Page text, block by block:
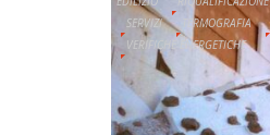
SERVIZI
TERMOGRAFIA
VERIFICHE ENERGETICHE